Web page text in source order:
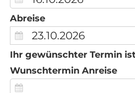
Abreise
Ihr gewünschter Termin
Wunschtermin Anreise